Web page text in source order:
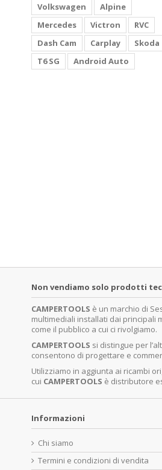
Volkswagen
Alpine
Mercedes
Victron
RVC
Dash Cam
Carplay
Skoda
T6 SG
Android Auto
Non vendiamo solo prodotti
CAMPERTOOLS è un marchio di
multimediali installati dai principali
come il pubblico a cui ci rivolgiamo.
CAMPERTOOLS si distingue per
consentono di progettare e
Utilizziamo in aggiunta ai ricambi
cui CAMPERTOOLS è distributore
Informazioni
Chi siamo
Termini e condizioni di vendita